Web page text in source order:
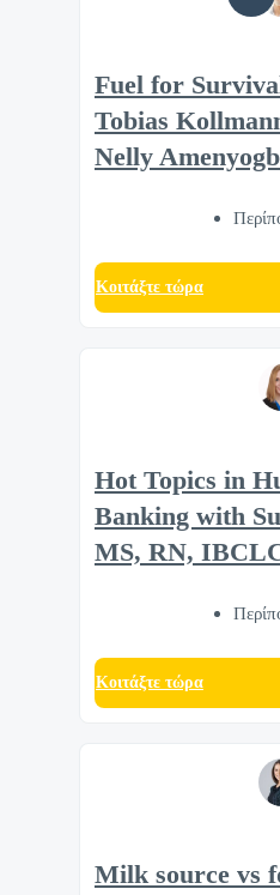
Fuel for
Tobias
Nelly
Κοιτάξτε τώρα
Hot Topics in
Banking with
MS, RN,
Κοιτάξτε τώρα
Milk source vs